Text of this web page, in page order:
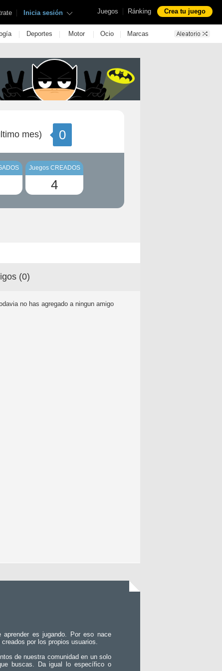
Juegos | Ránking Crea tu juego
| Inicia sesión
| Deportes | Motor | Ocio | Marcas
mes) 0
Juegos CREADOS
4
(0)
no has agregado a ningun amigo
es jugando. Por eso nace
por los propios usuarios.
de nuestra comunidad en un solo
buscas. Da igual lo específico o